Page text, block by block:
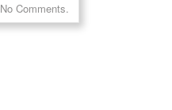
No Comments.